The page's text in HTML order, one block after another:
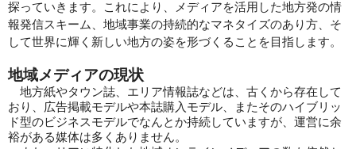
探っていきます。これにより、メディアを活用した地方発の情
報発信スキーム、地域事業の持続的なマネタイズのあり方、そ
して世界に輝く新しい地方の姿を形づくることを目指します。
地域メディアの現状
地方紙やタウン誌、エリア情報誌などは、古くから存在して
おり、広告掲載モデルや本誌購入モデル、またそのハイブリッ
ド型のビジネスモデルでなんとか持続していますが、運営に余
裕がある媒体は多くありません。